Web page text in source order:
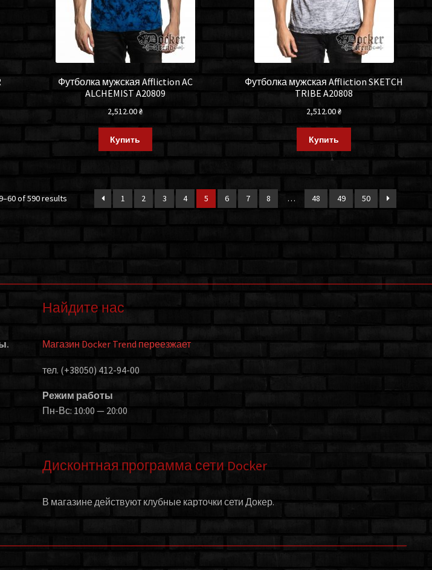
Футболка мужская Affliction AC
ALCHEMIST A20809
2,512.00₴
Купить
Футболка мужская Affliction SKETCH
TRIBE A20808
2,512.00₴
Купить
of 590 results 1 2 3 4 5 6 7 8 … 48 49 50
Найдите нас
Магазин Docker Trend переезжает
тел. (+38050) 412-94-00
Режим работы
Пн-Вс: 10:00 — 20:00
Дисконтная программа сети Docker
В магазине действуют клубные карточки сети Докер.